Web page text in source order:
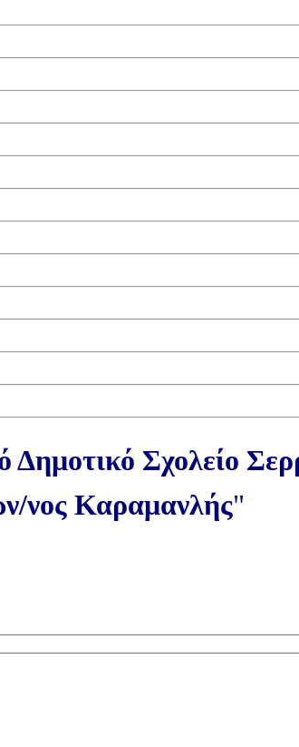
Δημοτικό Σχολείο
νος Καραμανλής"